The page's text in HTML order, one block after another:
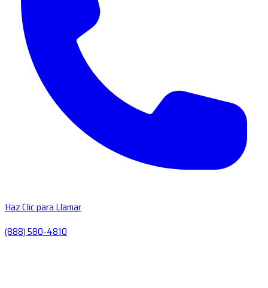
Haz Clic para Llamar
(888) 580-4810